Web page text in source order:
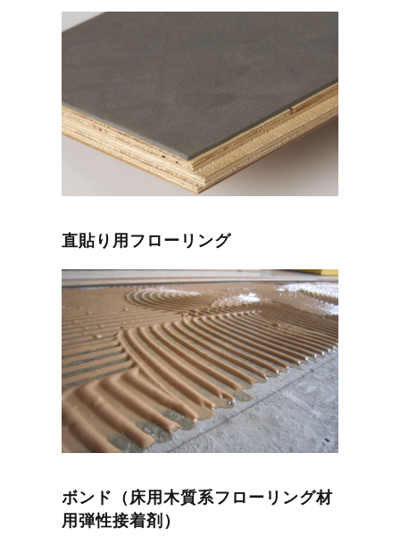
直貼り用フローリング
ボンド（床用木質系フローリング材
用弾性接着剤）